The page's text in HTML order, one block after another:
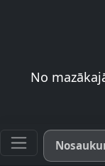
No
Meklēt pēc